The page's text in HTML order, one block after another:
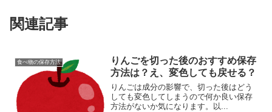
関連記事
食べ物の保存方法
りんごを切った後のおすすめ保存
方法は？え、変色しても戻せる？
りんごは成分の影響で、切った後はどう
しても変色してしまうので何か良い保存
方法がないか気になります。以...